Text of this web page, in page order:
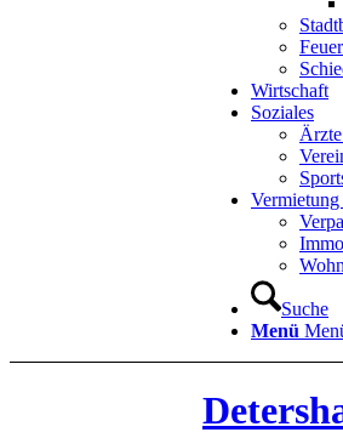
Wirtschaft
Soziales
Suche
Menü